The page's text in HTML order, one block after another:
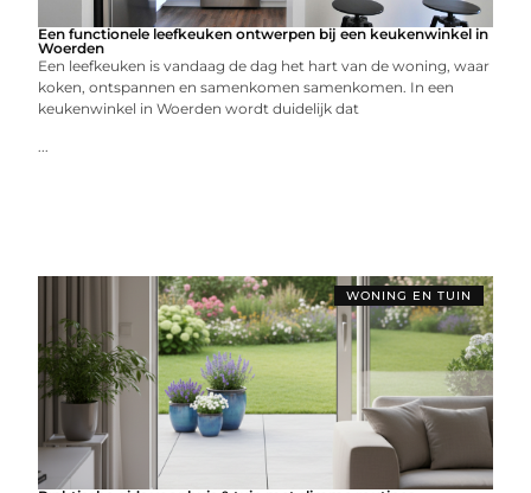
Een functionele leefkeuken ontwerpen bij een keukenwinkel in
Woerden
Een leefkeuken is vandaag de dag het hart van de woning, waar
koken, ontspannen en samenkomen samenkomen. In een
keukenwinkel in Woerden wordt duidelijk dat
...
WONING EN TUIN